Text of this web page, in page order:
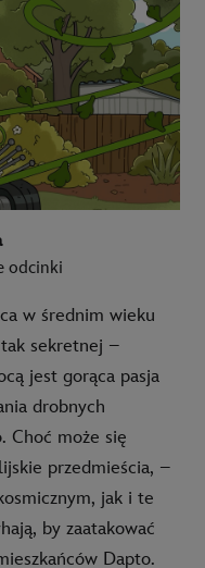
odcinki
w średnim wieku
sekretnej –
jest gorąca pasja
drobnych
Choć może się
przedmieścia, –
jak i te
by zaatakować
Dapto.